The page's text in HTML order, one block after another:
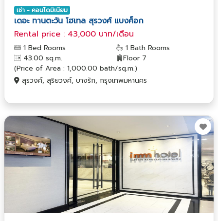
เช่า - คอนโดมิเนียม
เดอะ ทานตะวัน โฮเทล สุรวงศ์ แบงค็อก
Rental price : 43,000 บาท/เดือน
1 Bed Rooms
1 Bath Rooms
43.00 sq.m.
Floor 7
(Price of Area : 1,000.00 bath/sq.m.)
สุรวงศ์, สุริยวงศ์, บางรัก, กรุงเทพมหานคร